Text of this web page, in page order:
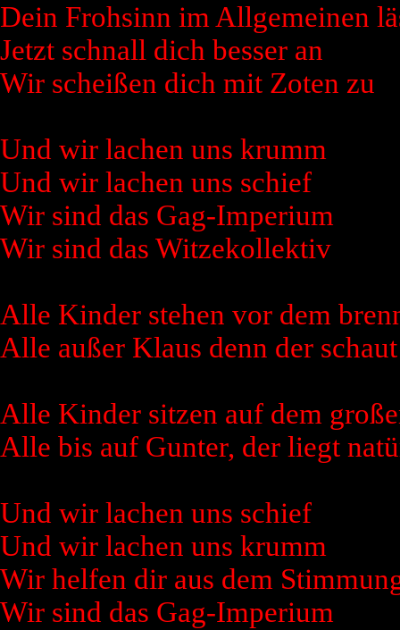
Dein Frohsinn im Allgemeinen
Jetzt schnall dich besser an
Wir scheißen dich mit Zoten zu
Und wir lachen uns krumm
Und wir lachen uns schief
Wir sind das Gag-Imperium
Wir sind das Witzekollektiv
Alle Kinder stehen vor dem
Alle außer Klaus denn der
Alle Kinder sitzen auf dem
Alle bis auf Gunter, der liegt
Und wir lachen uns schief
Und wir lachen uns krumm
Wir helfen dir aus dem
Wir sind das Gag-Imperium